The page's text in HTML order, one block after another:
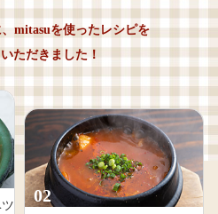
mitasuを使ったレシピを
ただきました！
02